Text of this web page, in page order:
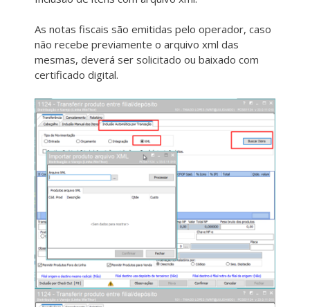
As notas fiscais são emitidas pelo operador, caso
não recebe previamente o arquivo xml das
mesmas, deverá ser solicitado ou baixado com
certificado digital.